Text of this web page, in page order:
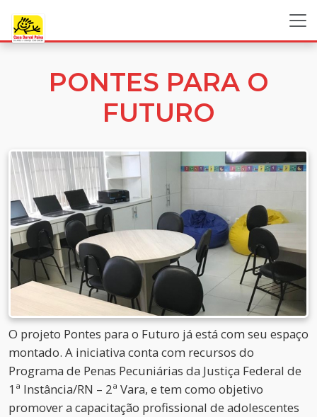
PONTES PARA O
FUTURO
O projeto Pontes para o Futuro já está com seu espaço
montado. A iniciativa conta com recursos do
Programa de Penas Pecuniárias da Justiça Federal de
1ª Instância/RN – 2ª Vara, e tem como objetivo
promover a capacitação profissional de adolescentes